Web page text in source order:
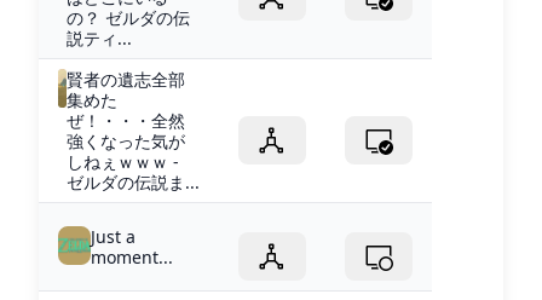
の？ ゼルダの伝
説ティ...
賢者の遺志全部
集めた
ぜ！・・・全然
強くなった気が
しねぇｗｗｗ -
ゼルダの伝説ま...
Just a
moment...